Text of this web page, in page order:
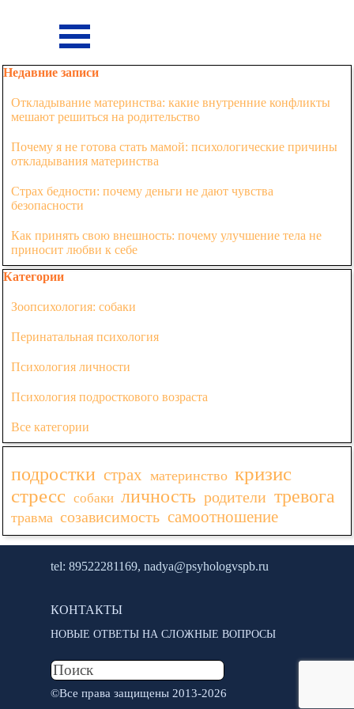
Пропустить блок Недавние записи
Недавние записи
Откладывание материнства: какие внутренние конфликты
мешают решиться на родительство
Почему я не готова стать мамой: психологические причины
откладывания материнства
Страх бедности: почему деньги не дают чувства
безопасности
Как принять свою внешность: почему улучшение тела не
приносит любви к себе
Пропустить блок Категории
Категории
Зоопсихология: собаки
Перинатальная психология
Психология личности
Психология подросткового возраста
Все категории
подростки страх материнство кризис
стресс собаки личность родители тревога
травма созависимость самоотношение
tel: 89522281169, nadya@psyhologvspb.ru
КОНТАКТЫ
НОВЫЕ ОТВЕТЫ НА СЛОЖНЫЕ ВОПРОСЫ
©Все права защищены 2013-2026